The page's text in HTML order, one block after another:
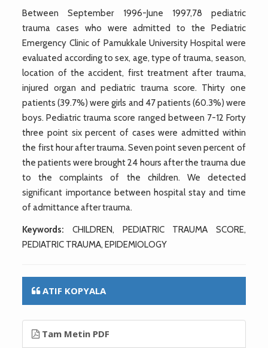
Between September 1996-June 1997,78 pediatric
trauma cases who were admitted to the Pediatric
Emergency Clinic of Pamukkale University Hospital were
evaluated according to sex, age, type of trauma, season,
location of the accident, first treatment after trauma,
injured organ and pediatric trauma score. Thirty one
patients (39.7%) were girls and 47 patients (60.3%) were
boys. Pediatric trauma score ranged between 7-12 Forty
three point six percent of cases were admitted within
the first hour after trauma. Seven point seven percent of
the patients were brought 24 hours after the trauma due
to the complaints of the children. We detected
significant importance between hospital stay and time
of admittance after trauma.
Keywords: CHILDREN, PEDIATRIC TRAUMA SCORE,
PEDIATRIC TRAUMA, EPIDEMIOLOGY
ATIF KOPYALA
Tam Metin PDF